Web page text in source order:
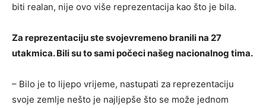
biti realan, nije ovo više reprezentacija kao što je bila.
Za reprezentaciju ste svojevremeno branili na 27
utakmica. Bili su to sami počeci našeg nacionalnog tima.
– Bilo je to lijepo vrijeme, nastupati za reprezentaciju
svoje zemlje nešto je najljepše što se može jednom